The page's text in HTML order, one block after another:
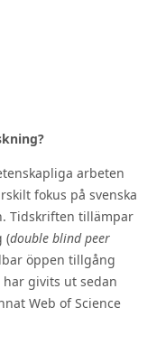
arbeten
fokus på svenska
Tidskriften tillämpar
(double blind peer
öppen tillgång
har givits ut sedan
Web of Science